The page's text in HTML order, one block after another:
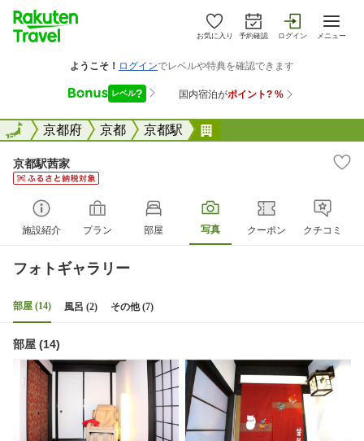
お気に入り 予約確認 ログイン メニュー
全国京都府 京都 京都駅
全国
京都駅茜家
施設紹介 プラン 部屋 写真 クーポン クチコミ
フォトギャラリー
部屋 (14) 風呂 (2) その他 (7)
部屋 (14)